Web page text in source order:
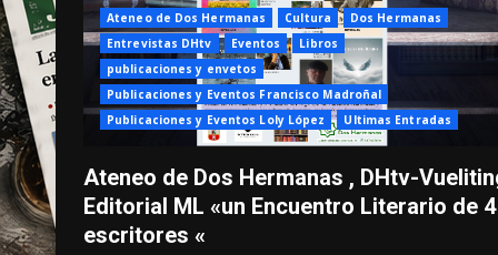
Ateneo de Dos Hermanas Cultura
Dos Hermanas
Entrevistas DHtv
Eventos
Libros
publicaciones y envetos
Publicaciones y Eventos Francisco Madroñal
Publicaciones y Eventos Loly López
Ultimas Entradas
Ateneo de Dos Hermanas , DHtv-
Editorial ML «un Encuentro Literario de 4
escritores «